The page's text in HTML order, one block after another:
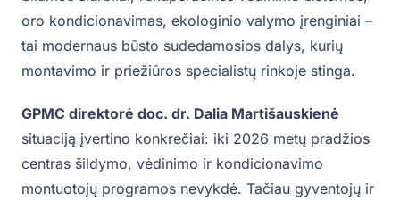
oro kondicionavimas, ekologinio valymo įrenginiai –
tai modernaus būsto sudedamosios dalys, kurių
montavimo ir priežiūros specialistų rinkoje stinga.
GPMC direktorė doc. dr. Dalia Martišauskienė
situaciją įvertino konkrečiai: iki 2026 metų pradžios
centras šildymo, vėdinimo ir kondicionavimo
montuotojų programos nevykdė. Tačiau gyventojų ir